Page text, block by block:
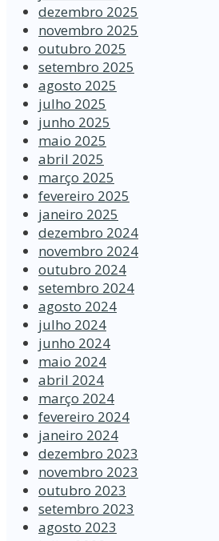
dezembro 2025
novembro 2025
outubro 2025
setembro 2025
agosto 2025
julho 2025
junho 2025
maio 2025
abril 2025
março 2025
fevereiro 2025
janeiro 2025
dezembro 2024
novembro 2024
outubro 2024
setembro 2024
agosto 2024
julho 2024
junho 2024
maio 2024
abril 2024
março 2024
fevereiro 2024
janeiro 2024
dezembro 2023
novembro 2023
outubro 2023
setembro 2023
agosto 2023